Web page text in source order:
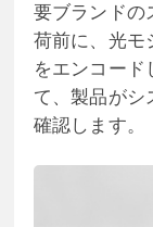
要ブランドの
荷前に、光モ
をエンコード
て、製品がシ
確認します。